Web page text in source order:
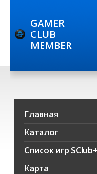
GAMER
CLUB
MEMBER
Главная
Каталог
Список игр SClub+
Карта